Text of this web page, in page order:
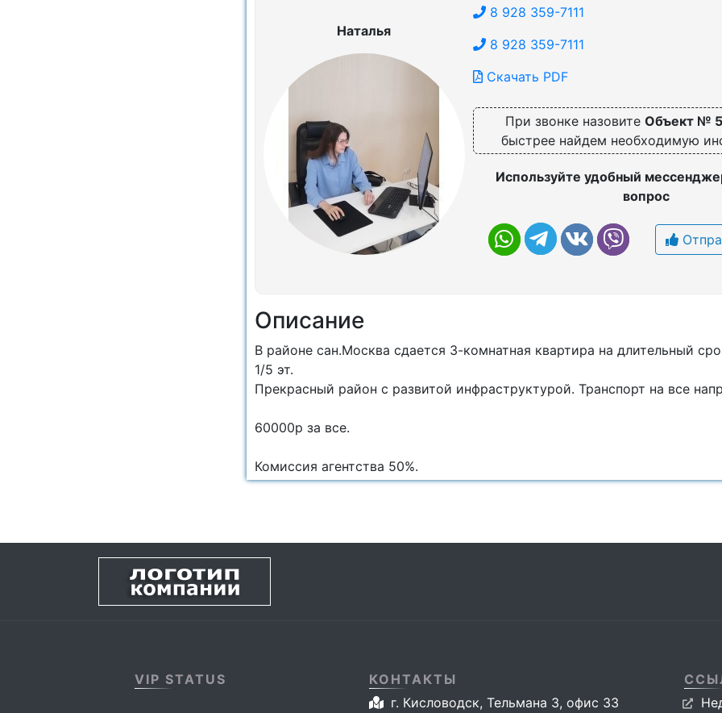
Наталья
8 928 359-7111
8 928 359-7111
Скачать PDF
При звонке назовите Объект №
быстрее найдем необходимую
Используйте удобный
вопрос
Описание
В районе сан.Москва сдается 3-комнатная квартира на длительный
1/5 эт.
Прекрасный район с развитой инфраструктурой. Транспорт на все
60000р за все.
Комиссия агентства 50%.
VIP STATUS
КОНТАКТЫ
г. Кисловодск, Тельмана 3, офис 33